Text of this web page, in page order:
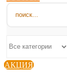
АКЦИЯ